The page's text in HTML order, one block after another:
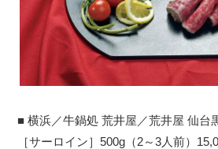
■ 横浜／牛鍋処 荒井屋／荒井屋 仙台
［サーロイン］500g（2～3人前）